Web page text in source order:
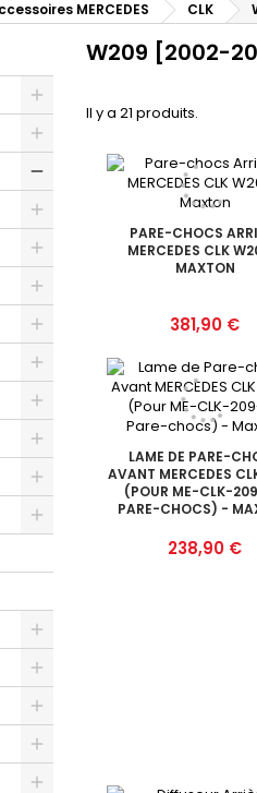
MERCEDES CLK
W209 [2002-
Il y a 21 produits.
PARE-CHOCS
MERCEDES CLK
MAXTON
Prix
381,90 €
LAME DE PARE-
AVANT MERCEDES
(POUR ME-CLK-
PARE-CHOCS) -
Prix
238,90 €